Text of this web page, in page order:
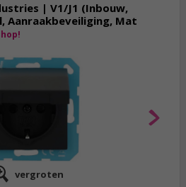
| V1/J1 (Inbouw,
Aanraakbeveiliging, Mat
vergroten